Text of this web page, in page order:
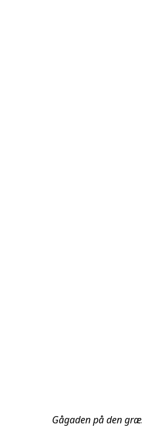
Gågaden på den